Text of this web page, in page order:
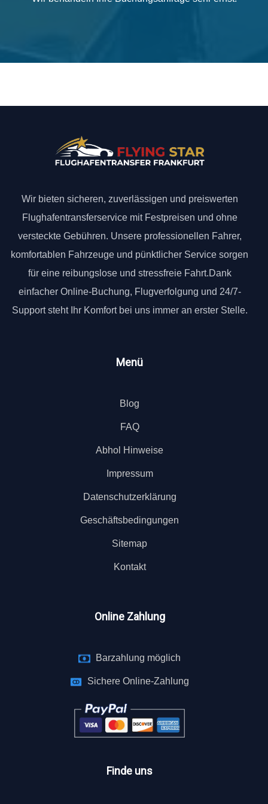
Wir bieten sicheren, zuverlässigen und preiswerten
Flughafentransferservice mit Festpreisen und ohne
versteckte Gebühren. Unsere professionellen Fahrer,
komfortablen Fahrzeuge und pünktlicher Service sorgen
für eine reibungslose und stressfreie Fahrt.Dank
einfacher Online-Buchung, Flugverfolgung und 24/7-
Support steht Ihr Komfort bei uns immer an erster Stelle.
Menü
Blog
FAQ
Abhol Hinweise
Impressum
Datenschutzerklärung
Geschäftsbedingungen
Sitemap
Kontakt
Online Zahlung
Barzahlung möglich
Sichere Online-Zahlung
Finde uns